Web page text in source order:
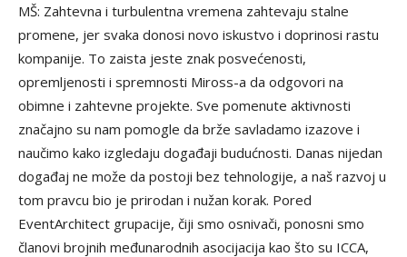
MŠ: Zahtevna i turbulentna vremena zahtevaju stalne
promene, jer svaka donosi novo iskustvo i doprinosi rastu
kompanije. To zaista jeste znak posvećenosti,
opremljenosti i spremnosti Miross-a da odgovori na
obimne i zahtevne projekte. Sve pomenute aktivnosti
značajno su nam pomogle da brže savladamo izazove i
naučimo kako izgledaju događaji budućnosti. Danas nijedan
događaj ne može da postoji bez tehnologije, a naš razvoj u
tom pravcu bio je prirodan i nužan korak. Pored
EventArchitect grupacije, čiji smo osnivači, ponosni smo
članovi brojnih međunarodnih asocijacija kao što su ICCA,